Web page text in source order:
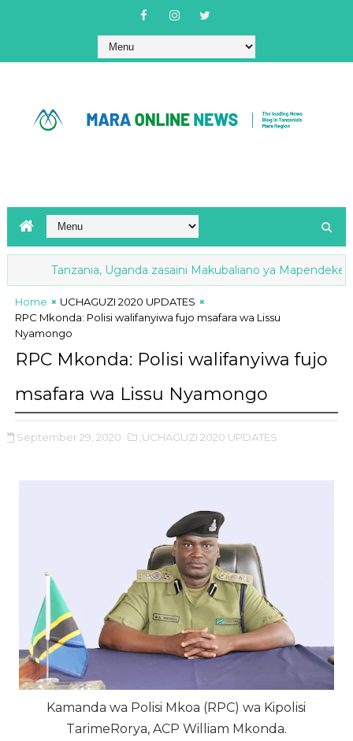
Tanzania, Uganda zasaini Makubaliano ya Mapendekezo
Home
UCHAGUZI 2020 UPDATES
RPC Mkonda: Polisi walifanyiwa fujo msafara wa Lissu
Nyamongo
RPC Mkonda: Polisi walifanyiwa fujo
msafara wa Lissu Nyamongo
September 29, 2020 ,UCHAGUZI 2020 UPDATES
Kamanda wa Polisi Mkoa (RPC) wa Kipolisi
TarimeRorya, ACP William Mkonda.